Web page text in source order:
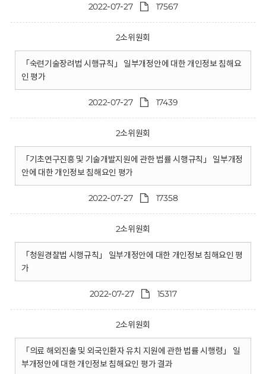
2022-07-27 17567
2소위원회
「숙련기술장려법 시행규칙」 일부개정안에 대한 개인정보 침해요
인 평가
2022-07-27 17439
2소위원회
「기초연구진흥 및 기술개발지원에 관한 법률 시행규칙」 일부개정
안에 대한 개인정보 침해요인 평가
2022-07-27 17358
2소위원회
「청원경찰법 시행규칙」 일부개정안에 대한 개인정보 침해요인 평
가
2022-07-27 15317
2소위원회
「의료 해외진출 및 외국인환자 유치 지원에 관한 법률 시행령」 일
부개정안에 대한 개인정보 침해요인 평가 결과